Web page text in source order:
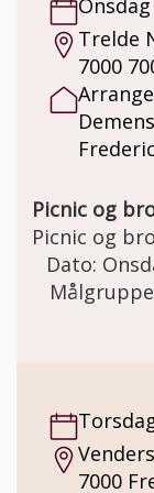
hvad der skal
eksempel
musik,
på udflugt.
den friske
herrebanden er
Trelde
7000
Picnic og
Picnic og
Dato:
10.00 – 15.00 Sted: Vi mødes
augustbær
tilbyder
7000